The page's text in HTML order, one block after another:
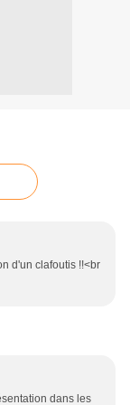
d'un clafoutis !!<br
dans les